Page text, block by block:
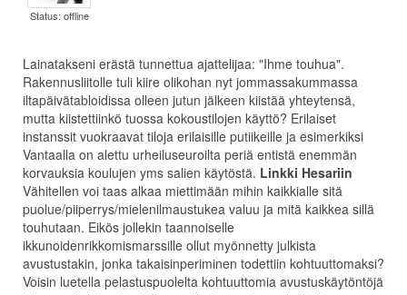
Status: offline
Lainatakseni erästä tunnettua ajattelijaa: "Ihme touhua".
Rakennusliitolle tuli kiire olikohan nyt jommassakummassa
iltapäivätabloidissa olleen jutun jälkeen kiistää yhteytensä,
mutta kiistettiinkö tuossa kokoustilojen käyttö? Erilaiset
instanssit vuokraavat tiloja erilaisille putiikeille ja esimerkiksi
Vantaalla on alettu urheiluseuroilta periä entistä enemmän
korvauksia koulujen yms salien käytöstä. Linkki Hesariin
Vähitellen voi taas alkaa miettimään mihin kaikkialle sitä
puolue/piiperrys/mielenilmaustukea valuu ja mitä kaikkea sillä
touhutaan. Eikös jollekin taannoiselle
ikkunoidenrikkomismarssille ollut myönnetty julkista
avustustakin, jonka takaisinperiminen todettiin kohtuuttomaksi?
Voisin luetella pelastuspuolelta kohtuuttomia avustuskäytöntöjä